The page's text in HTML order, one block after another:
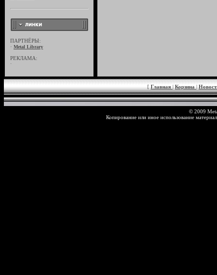
ПАРТНЁРЫ:
· Metal Library
РЕКЛАМА:
·
[ Главная | Корзина |
© 2009
Копирование или иное использование